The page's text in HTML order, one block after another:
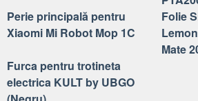
Perie principală pentru
Xiaomi Mi Robot Mop 1C
Folie
Mate
Furca pentru trotineta
electrica KULT by UBGO